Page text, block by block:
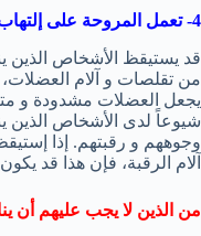
4- تعمل المروحة على إلتهاب العضلات
قد يستيقظ الأشخاص الذين
من تقلصات و آلام العضلات،
يجعل العضلات مشدودة و
شيوعاً لدى الأشخاص الذين
وجوههم و رقبتهم. إذا
آلام الرقبة، فإن هذا قد
من الذين لا يجب عليهم أن